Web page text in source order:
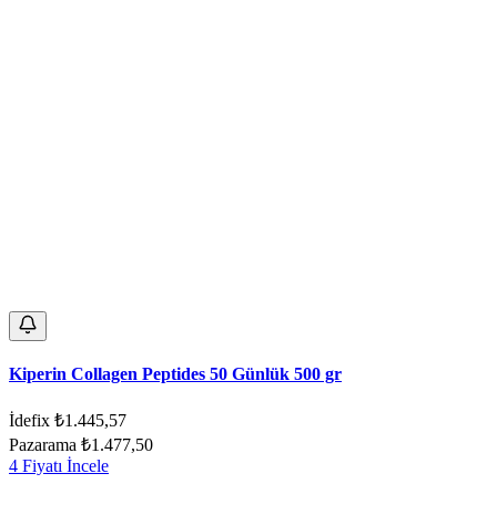
Kiperin Collagen Peptides 50 Günlük 500 gr
İdefix ₺1.445,57
Pazarama ₺1.477,50
4 Fiyatı İncele